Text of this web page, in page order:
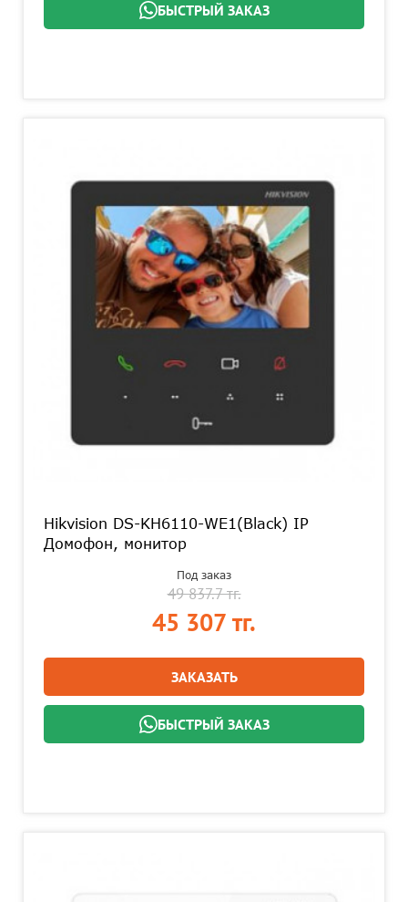
БЫСТРЫЙ ЗАКАЗ
Hikvision DS-KH6110-WE1(Black) IP
Домофон, монитор
Под заказ
49 837.7 тг.
45 307 тг.
ЗАКАЗАТЬ
БЫСТРЫЙ ЗАКАЗ